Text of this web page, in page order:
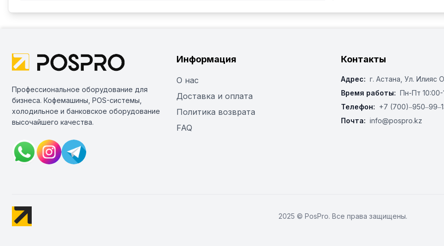
Профессиональное оборудование для
бизнеса. Кофемашины, POS-системы,
холодильное и банковское оборудование
высочайшего качества.
Информация
О нас
Доставка и оплата
Политика возврата
FAQ
Контакты
Адрес: г. Астана, ​Ул. Илияс
Время работы: Пн-Пт 10:00-
Телефон: +7
Почта: info@pospro.kz
2025 © PosPro. Все права защищены.